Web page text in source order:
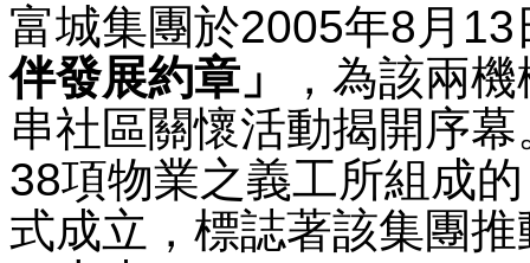
富城集團於2005年8月
伴發展約章」
，為該兩
串社區關懷活動揭開序
38項物業之義工所組成的
式成立，標誌著該集團